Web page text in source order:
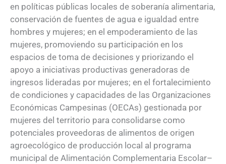
en políticas públicas locales de soberanía alimentaria,
conservación de fuentes de agua e igualdad entre
hombres y mujeres; en el empoderamiento de las
mujeres, promoviendo su participación en los
espacios de toma de decisiones y priorizando el
apoyo a iniciativas productivas generadoras de
ingresos lideradas por mujeres; en el fortalecimiento
de condiciones y capacidades de las Organizaciones
Económicas Campesinas (OECAs) gestionada por
mujeres del territorio para consolidarse como
potenciales proveedoras de alimentos de origen
agroecológico de producción local al programa
municipal de Alimentación Complementaria Escolar–